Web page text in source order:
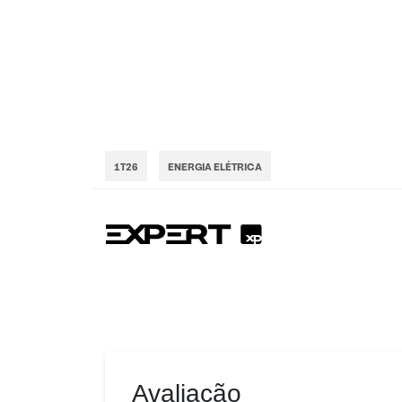
1T26 ENERGIA ELÉTRICA
Avaliação